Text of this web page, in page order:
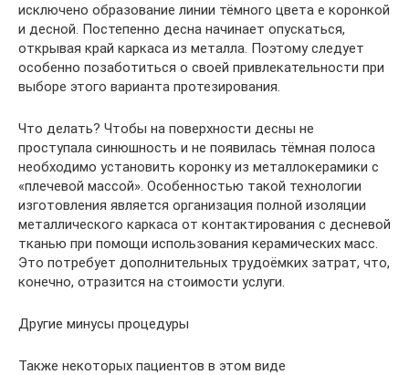
исключено образование линии тёмного цвета е коронкой
и десной. Постепенно десна начинает опускаться,
открывая край каркаса из металла. Поэтому следует
особенно позаботиться о своей привлекательности при
выборе этого варианта протезирования.
Что делать? Чтобы на поверхности десны не
проступала синюшность и не появилась тёмная полоса
необходимо установить коронку из металлокерамики с
«плечевой массой». Особенностью такой технологии
изготовления является организация полной изоляции
металлического каркаса от контактирования с десневой
тканью при помощи использования керамических масс.
Это потребует дополнительных трудоёмких затрат, что,
конечно, отразится на стоимости услуги.
Другие минусы процедуры
Также некоторых пациентов в этом виде